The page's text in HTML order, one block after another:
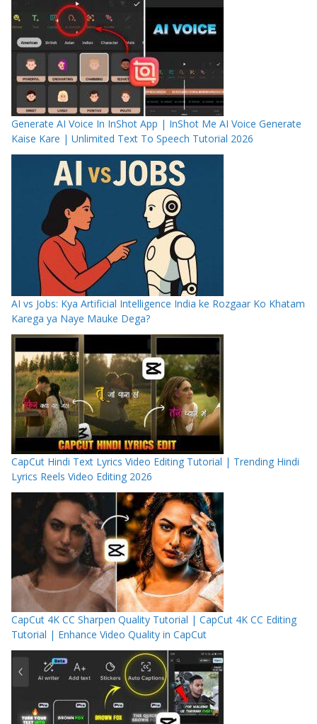
Generate AI Voice In InShot App | InShot Me AI Voice Generate
Kaise Kare | Unlimited Text To Speech Tutorial 2026
AI vs Jobs: Kya Artificial Intelligence India ke Rozgaar Ko Khatam
Karega ya Naye Mauke Dega?
CapCut Hindi Text Lyrics Video Editing Tutorial | Trending Hindi
Lyrics Reels Video Editing 2026
CapCut 4K CC Sharpen Quality Tutorial | CapCut 4K CC Editing
Tutorial | Enhance Video Quality in CapCut